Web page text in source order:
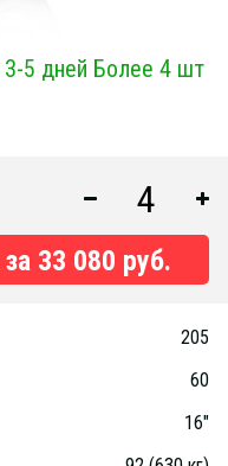
3-5 дней Более 4 шт
33 080 руб.
205
60
16"